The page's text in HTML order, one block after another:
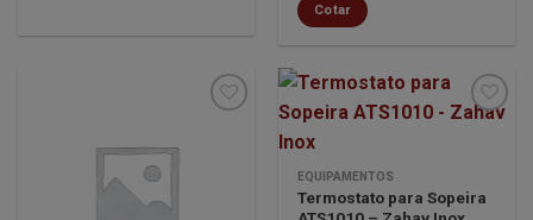
Cotar
lista de
desejos
EQUIPAMENTOS
Termostato para Sopeira